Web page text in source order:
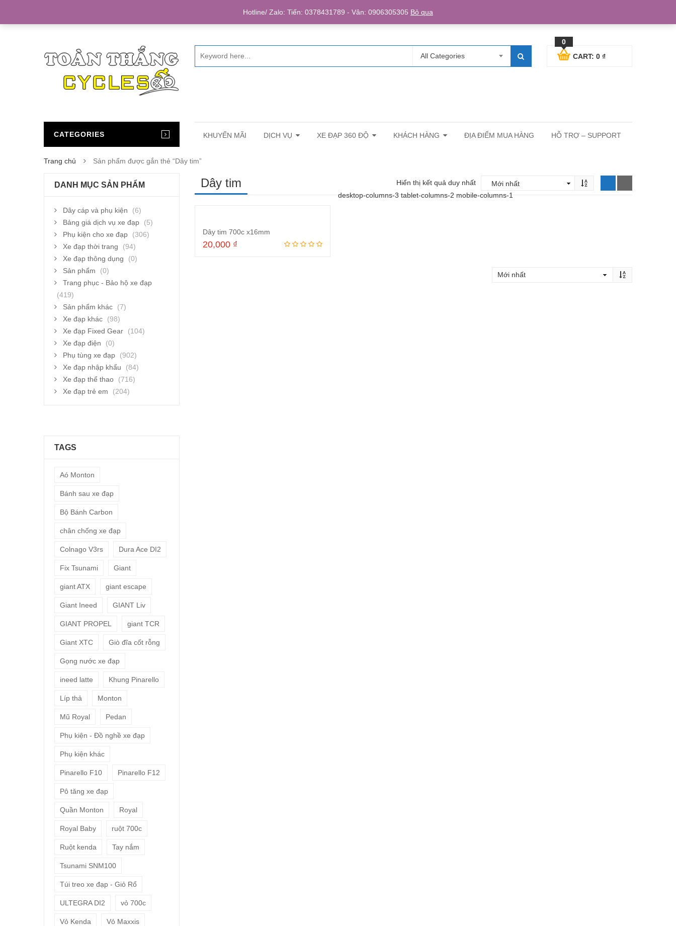
Login/Register
All Categories
0
CART: 0 ₫
CATEGORIES KHUYẾN MÃI DỊCH VỤ XE ĐẠP 360 ĐỘ KHÁCH HÀNG ĐỊA ĐIỂM MUA HÀNG HỖ TRỢ – SUPPORT
Trang chủ Sản phẩm được gắn thẻ “Dây tim”
Dây tim
Hiển thị kết quả duy nhất
desktop-columns-3 tablet-columns-2 mobile-columns-1
Dây tim 700c x16mm
20,000 ₫
DANH MỤC SẢN PHẨM
Dây cáp và phụ kiện
(6)
Bảng giá dịch vụ xe đạp
(5)
Phụ kiện cho xe đạp
(306)
Xe đạp thời trang
(94)
Xe đạp thông dụng
(0)
Sản phẩm
(0)
Trang phục - Bảo hộ xe đạp
(419)
Sản phẩm khác
(7)
Xe đạp khác
(98)
Xe đạp Fixed Gear
(104)
Xe đạp điện
(0)
Phụ tùng xe đạp
(902)
Xe đạp nhập khẩu
(84)
Xe đạp thể thao
(716)
Xe đạp trẻ em
(204)
TAGS
Aó Monton
Bánh sau xe đạp
Bộ Bánh Carbon
chân chống xe đạp
Colnago V3rs Dura Ace DI2
Fix Tsunami Giant
giant ATX giant escape
Giant Ineed GIANT Liv
GIANT PROPEL giant TCR
Giant XTC Giò đĩa cốt rỗng
Gọng nước xe đạp
ineed latte Khung Pinarello
Líp thả Monton
Mũ Royal Pedan
Phụ kiện - Đồ nghề xe đạp
Phụ kiện khác
Pinarello F10 Pinarello F12
Pô tăng xe đạp
Quần Monton Royal
Royal Baby ruột 700c
Ruột kenda Tay nắm
Tsunami SNM100
Túi treo xe đạp - Giỏ Rổ
ULTEGRA DI2 vỏ 700c
Vỏ Kenda Vỏ Maxxis
Hotline/ Zalo: Tiến: 0378431789 - Vân: 0906305305 Bỏ qua